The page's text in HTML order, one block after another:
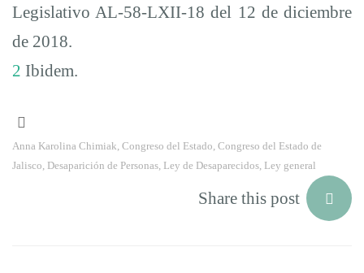
Legislativo AL-58-LXII-18 del 12 de diciembre
de 2018.
2 Ibidem.
Anna Karolina Chimiak, Congreso del Estado, Congreso del Estado de
Jalisco, Desaparición de Personas, Ley de Desaparecidos, Ley general
Share this post